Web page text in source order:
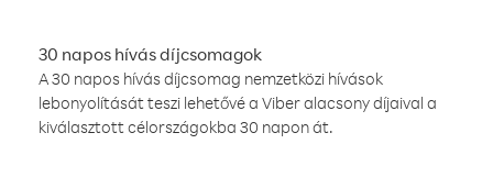
30 napos hívás díjcsomagok
A 30 napos hívás díjcsomag nemzetközi hívások
lebonyolítását teszi lehetővé a Viber alacsony díjaival a
kiválasztott célországokba 30 napon át.